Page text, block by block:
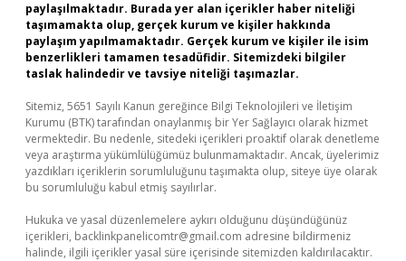
paylaşılmaktadır. Burada yer alan içerikler haber niteliği
taşımamakta olup, gerçek kurum ve kişiler hakkında
paylaşım yapılmamaktadır. Gerçek kurum ve kişiler ile isim
benzerlikleri tamamen tesadüfidir. Sitemizdeki bilgiler
taslak halindedir ve tavsiye niteliği taşımazlar.
Sitemiz, 5651 Sayılı Kanun gereğince Bilgi Teknolojileri ve İletişim
Kurumu (BTK) tarafından onaylanmış bir Yer Sağlayıcı olarak hizmet
vermektedir. Bu nedenle, sitedeki içerikleri proaktif olarak denetleme
veya araştırma yükümlülüğümüz bulunmamaktadır. Ancak, üyelerimiz
yazdıkları içeriklerin sorumluluğunu taşımakta olup, siteye üye olarak
bu sorumluluğu kabul etmiş sayılırlar.
Hukuka ve yasal düzenlemelere aykırı olduğunu düşündüğünüz
içerikleri, backlinkpanelicomtr@gmail.com adresine bildirmeniz
halinde, ilgili içerikler yasal süre içerisinde sitemizden kaldırılacaktır.